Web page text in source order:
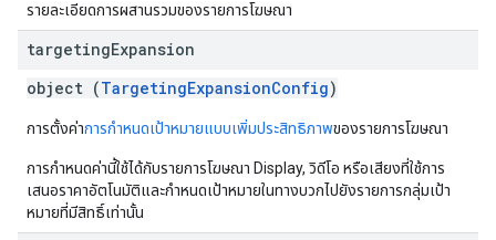
รายละเอียดการผสานรวมของรายการโฆษณา
targetingExpansion
object (TargetingExpansionConfig)
การตั้งค่าการกำหนดเป้าหมายแบบเพิ่มประสิทธิภาพของรายการโฆษณา
การกำหนดค่านี้ใช้ได้กับรายการโฆษณา Display, วิดีโอ หรือเสียงที่ใช้การ
เสนอราคาอัตโนมัติและกำหนดเป้าหมายในทางบวกไปยังรายการกลุ่มเป้า
หมายที่มีสิทธิ์เท่านั้น